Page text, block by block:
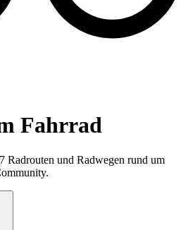
Fahrrad
Radrouten und Radwegen rund um